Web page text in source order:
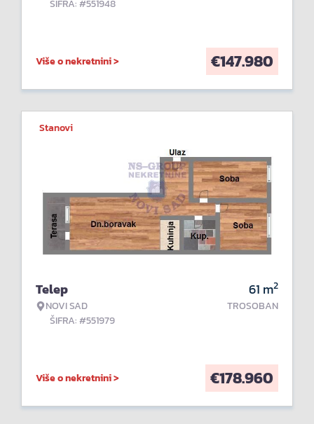
ŠIFRA: #551948
Više o nekretnini > €147.980
Stanovi
Telep
NOVI SAD
ŠIFRA: #551979
61 m2
TROSOBAN
Više o nekretnini > €178.960